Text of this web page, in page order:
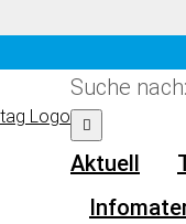
Suche nach:
Aktuell